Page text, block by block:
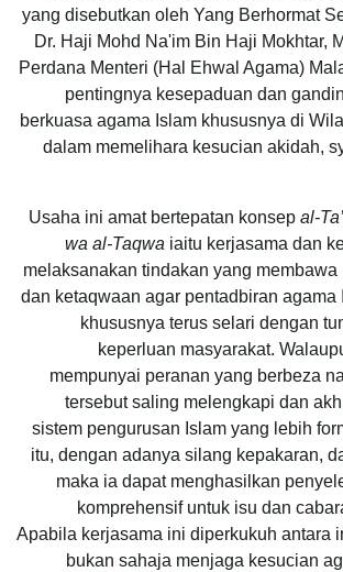
yang disebutkan oleh Yang Berhormat
Dr. Haji Mohd Na'im Bin Haji Mokhtar,
Perdana Menteri (Hal Ehwal Agama)
pentingnya kesepaduan dan
berkuasa agama Islam khususnya di
dalam memelihara kesucian akidah,
Usaha ini amat bertepatan konsep al-
wa al-Taqwa iaitu kerjasama dan
melaksanakan tindakan yang
dan ketaqwaan agar pentadbiran agama
khususnya terus selari dengan
keperluan masyarakat.
mempunyai peranan yang berbeza
tersebut saling melengkapi dan
sistem pengurusan Islam yang lebih
itu, dengan adanya silang kepakaran,
maka ia dapat menghasilkan
komprehensif untuk isu dan
Apabila kerjasama ini diperkukuh antara
bukan sahaja menjaga kesucian